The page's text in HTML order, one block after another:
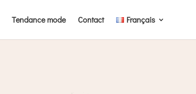
Tendance mode Contact Français